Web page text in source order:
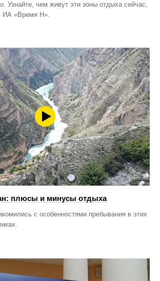
Узнайте, чем живут эти зоны отдыха сейчас,
ИА «Время Н».
плюсы и минусы отдыха
с особенностями пребывания в этих